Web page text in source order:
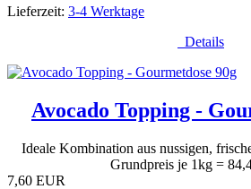
Lieferzeit: 3-4 Werktage
Details
Avocado Topping -
Ideale Kombination aus nussigen,
Grundpreis je 1kg =
7,60 EUR